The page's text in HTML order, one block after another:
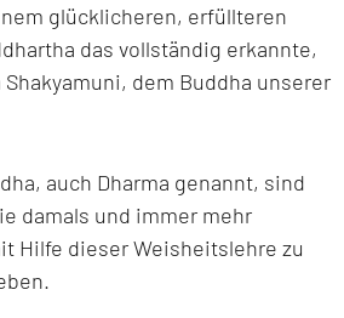
glücklicheren, erfüllteren
das vollständig erkannte,
dem Buddha unserer
auch Dharma genannt, sind
damals und immer mehr
Hilfe dieser Weisheitslehre zu